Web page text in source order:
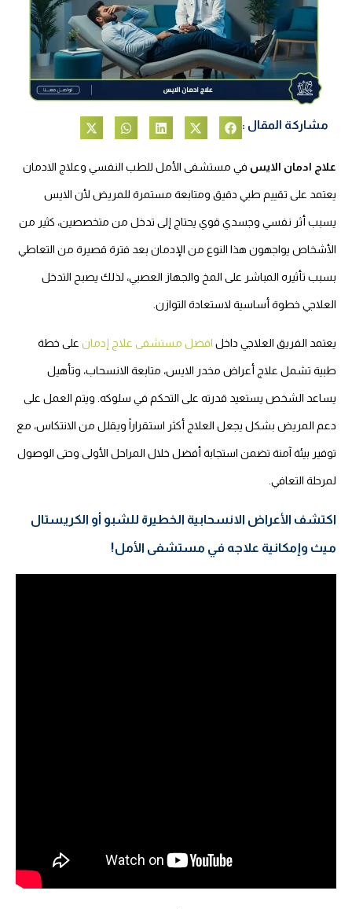
مشاركة المقال :
علاج ادمان الايس في مستشفى الأمل للطب النفسي وعلاج الادمان
يعتمد على تقييم طبي دقيق ومتابعة مستمرة للمريض لأن الايس
يسبب أثر نفسي وجسدي قوي يحتاج إلى تدخل من متخصصين، كثير من
الأشخاص يواجهون هذا النوع من الإدمان بعد فترة قصيرة من التعاطي
بسبب تأثيره المباشر على المخ والجهاز العصبي، لذلك يصبح التدخل
العلاجي خطوة أساسية لاستعادة التوازن.
يعتمد الفريق العلاجي داخل افضل مستشفى علاج إدمان على خطة
طبية تشمل علاج أعراض مخدر الايس، متابعة الانسحاب، وتأهيل
يساعد الشخص يستعيد قدرته على التحكم في سلوكه. ويتم العمل على
دعم المريض بشكل يجعل العلاج أكثر استقراراً ويقلل من الانتكاس، مع
توفير بيئة آمنة تضمن استجابة أفضل خلال المراحل الأولى وحتى الوصول
لمرحلة التعافي.
اكتشف الأعراض الانسحابية الخطيرة للشبو أو الكريستال
ميث وإمكانية علاجه في مستشفى الأمل!